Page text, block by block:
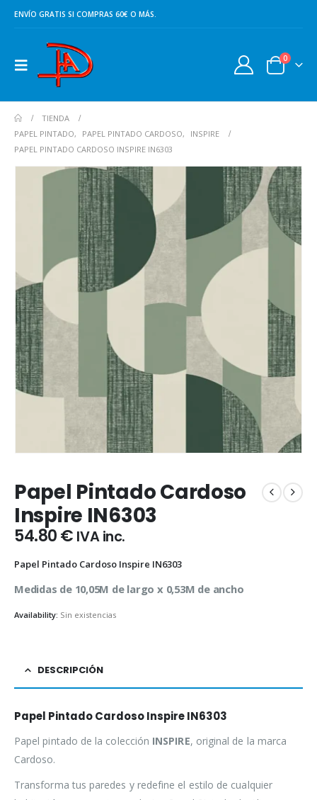
ENVÍO GRATIS SI COMPRAS 60€ O MÁS.
0
TIENDA
PAPEL PINTADO, PAPEL PINTADO CARDOSO,
INSPIRE
PAPEL PINTADO CARDOSO INSPIRE IN6303
Papel Pintado Cardoso
Inspire IN6303
54.80€ IVA inc.
Papel Pintado Cardoso Inspire IN6303
Medidas de 10,05M de largo x 0,53M de ancho
Availability: Sin existencias
DESCRIPCIÓN
Papel Pintado Cardoso Inspire IN6303
Papel pintado de la colección INSPIRE, original de la marca
Cardoso.
Transforma tus paredes y redefine el estilo de cualquier